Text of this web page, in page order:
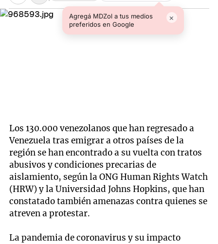
Agregá MDZol a tus medios
preferidos en Google
×
Los 130.000 venezolanos que han regresado a
Venezuela tras emigrar a otros países de la
región se han encontrado a su vuelta con tratos
abusivos y condiciones precarias de
aislamiento, según la ONG Human Rights Watch
(HRW) y la Universidad Johns Hopkins, que han
constatado también amenazas contra quienes se
atreven a protestar.
La pandemia de coronavirus y su impacto